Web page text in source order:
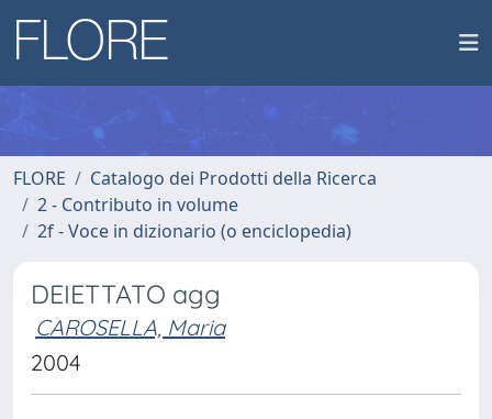
FLORE
Catalogo dei Prodotti della Ricerca
2 - Contributo in volume
2f - Voce in dizionario (o enciclopedia)
DEIETTATO agg
CAROSELLA, Maria
2004